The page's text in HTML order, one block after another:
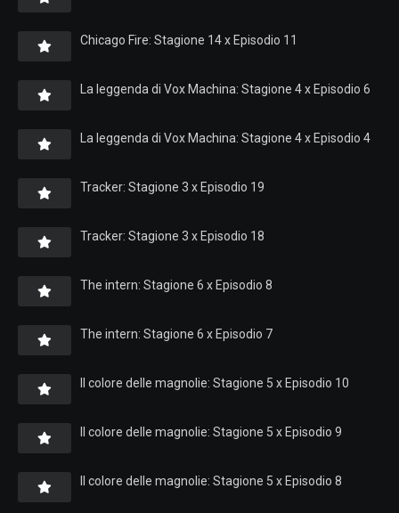
Chicago Fire: Stagione 14 x Episodio 11
La leggenda di Vox Machina: Stagione 4 x Episodio 6
La leggenda di Vox Machina: Stagione 4 x Episodio 4
Tracker: Stagione 3 x Episodio 19
Tracker: Stagione 3 x Episodio 18
The intern: Stagione 6 x Episodio 8
The intern: Stagione 6 x Episodio 7
Il colore delle magnolie: Stagione 5 x Episodio 10
Il colore delle magnolie: Stagione 5 x Episodio 9
Il colore delle magnolie: Stagione 5 x Episodio 8